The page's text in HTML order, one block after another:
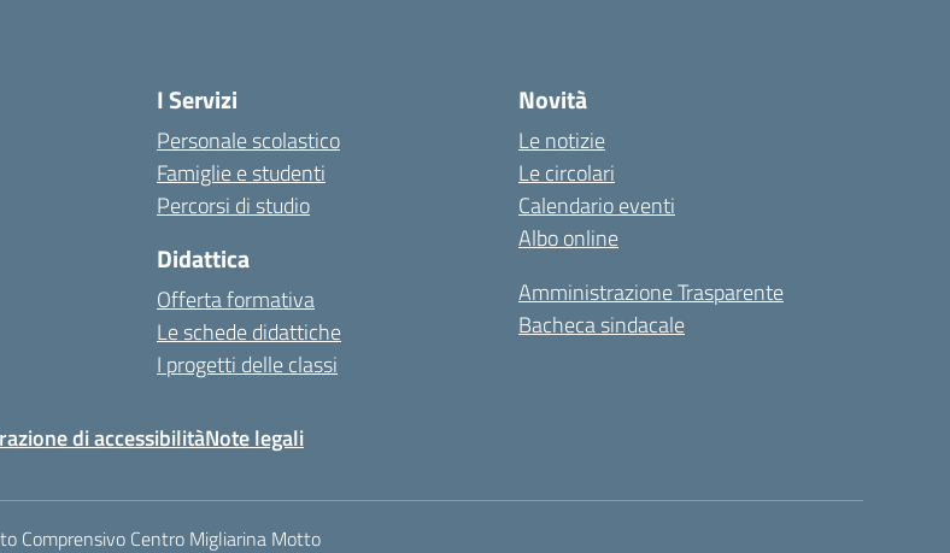
I Servizi
Personale scolastico
Famiglie e studenti
Percorsi di studio
Didattica
Offerta formativa
Le schede didattiche
I progetti delle classi
Novità
Le notizie
Le circolari
Calendario eventi
Albo online
Amministrazione Trasparente
Bacheca sindacale
di accessibilitàNote legali
Comprensivo Centro Migliarina Motto